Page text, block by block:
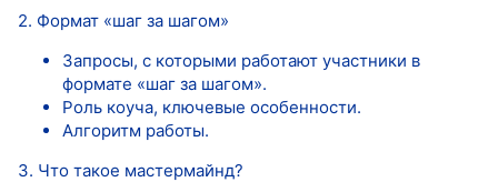
2. Формат «шаг за шагом»
Запросы, с которыми работают участники в
формате «шаг за шагом».
Роль коуча, ключевые особенности.
Алгоритм работы.
3. Что такое мастермайнд?